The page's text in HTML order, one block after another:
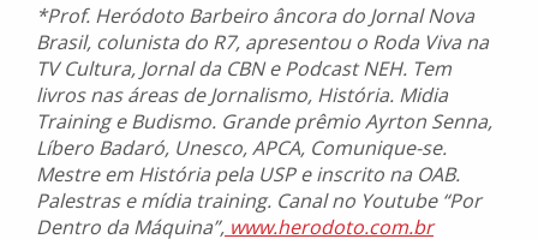
*Prof. Heródoto Barbeiro âncora do Jornal Nova
Brasil, colunista do R7, apresentou o Roda Viva na
TV Cultura, Jornal da CBN e Podcast NEH. Tem
livros nas áreas de Jornalismo, História. Midia
Training e Budismo. Grande prêmio Ayrton Senna,
Líbero Badaró, Unesco, APCA, Comunique-se.
Mestre em História pela USP e inscrito na OAB.
Palestras e mídia training. Canal no Youtube “Por
Dentro da Máquina”, www.herodoto.com.br